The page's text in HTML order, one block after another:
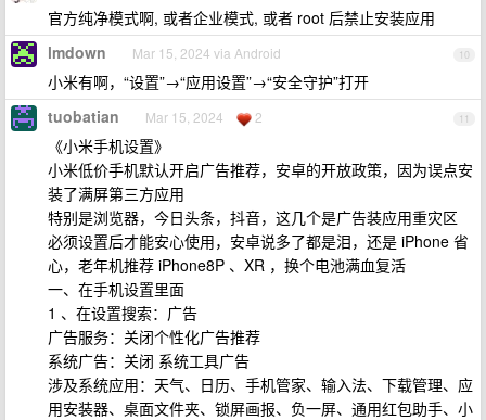
官方纯净模式啊, 或者企业模式, 或者 root 后禁止安装应用
10
lmdown Mar 15, 2024 via Android
小米有啊，“设置”→“应用设置”→“安全守护”打开
11
tuobatian Mar 15, 2024 2
《小米手机设置》
小米低价手机默认开启广告推荐，安卓的开放政策，因为误点安
装了满屏第三方应用
特别是浏览器，今日头条，抖音，这几个是广告装应用重灾区
必须设置后才能安心使用，安卓说多了都是泪，还是 iPhone 省
心，老年机推荐 iPhone8P 、XR ，换个电池满血复活
一、在手机设置里面
1 、在设置搜索：广告
广告服务：关闭个性化广告推荐
系统广告：关闭 系统工具广告
涉及系统应用：天气、日历、手机管家、输入法、下载管理、应
用安装器、桌面文件夹、锁屏画报、负一屏、通用红包助手、小